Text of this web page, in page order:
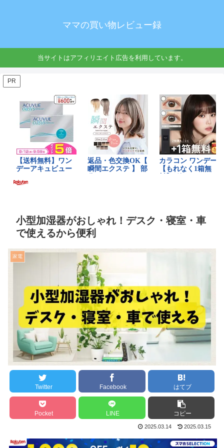
ママの買い物レビュー録
当サイトはアフィリエイト広告を利用しています。
PR
小型加湿器がおしゃれ！デスク・寝室・車
で使えるから便利
家電
Twitter Facebook はてブ
Pocket LINE コピー
2025.03.14 2025.03.15